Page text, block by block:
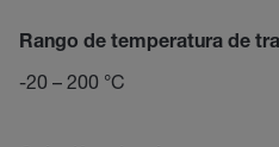
Rango de temperatura de
-20 – 200 °C